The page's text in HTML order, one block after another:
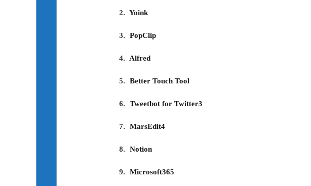
2. Yoink
3. PopClip
4. Alfred
5. Better Touch Tool
6. Tweetbot for Twitter3
7. MarsEdit4
8. Notion
9. Microsoft365